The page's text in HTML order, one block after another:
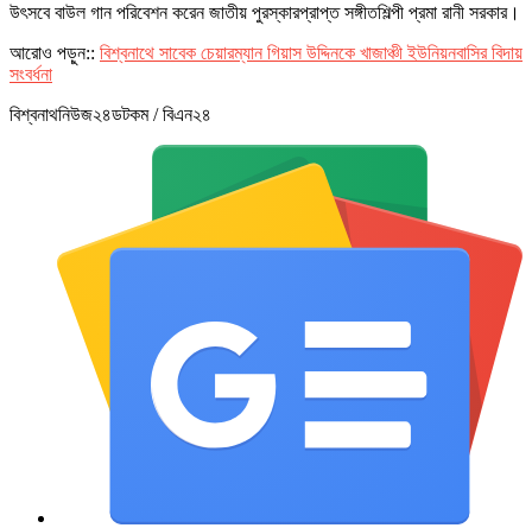
উৎসবে বাউল গান পরিবেশন করেন জাতীয় পুরস্কারপ্রাপ্ত সঙ্গীতশিল্পী প্রমা রানী সরকার।
আরোও পড়ুন:: বিশ্বনাথে সাবেক চেয়ারম্যান গিয়াস উদ্দিনকে খাজাঞ্চী ইউনিয়নবাসির বিদায়
সংবর্ধনা
বিশ্বনাথনিউজ২৪ডটকম / বিএন২৪